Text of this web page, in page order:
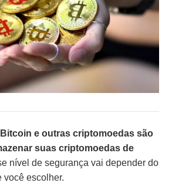
e outras criptomoedas são
suas criptomoedas de
nível de segurança vai depender do
você escolher.